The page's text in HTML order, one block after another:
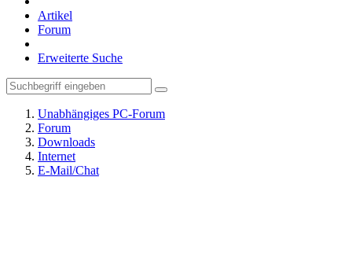
Artikel
Forum
Erweiterte Suche
Unabhängiges PC-Forum
Forum
Downloads
Internet
E-Mail/Chat